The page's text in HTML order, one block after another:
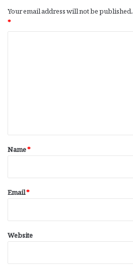
Your email address will not be published.
*
*
Name*
Email*
Website